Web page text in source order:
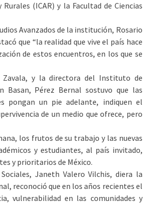
(ICAR) y la Facultad de Ciencias
Avanzados de la institución, Rosario
que “la realidad que vive el país hace
de estos encuentros, en los que se
Zavala, y la directora del Instituto de
Basan, Pérez Bernal sostuvo que las
pongan un pie adelante, indiquen el
de un medio que ofrece, pero
los frutos de su trabajo y las nuevas
y estudiantes, al país invitado,
y prioritarios de México.
Janeth Valero Vilchis, diera la
reconoció que en los años recientes el
vulnerabilidad en las comunidades y